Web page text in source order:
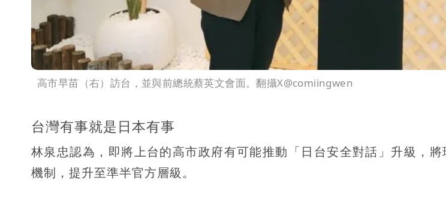
高市早苗（右）訪台，並與前總統蔡英文會面。翻攝X@comiingwen
台灣有事就是日本有事
林泉忠認為，即將上台的高市政府有可能推動「日台安全對話」升級，
機制，提升至準半官方層級。